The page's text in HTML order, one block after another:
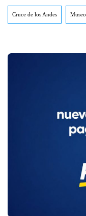
Cruce de los Andes Museo